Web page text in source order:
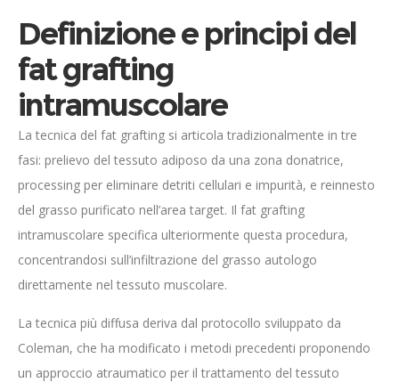
Definizione e principi del
fat grafting
intramuscolare
La tecnica del fat grafting si articola tradizionalmente in tre
fasi: prelievo del tessuto adiposo da una zona donatrice,
processing per eliminare detriti cellulari e impurità, e reinnesto
del grasso purificato nell’area target. Il fat grafting
intramuscolare specifica ulteriormente questa procedura,
concentrandosi sull’infiltrazione del grasso autologo
direttamente nel tessuto muscolare.
La tecnica più diffusa deriva dal protocollo sviluppato da
Coleman, che ha modificato i metodi precedenti proponendo
un approccio atraumatico per il trattamento del tessuto